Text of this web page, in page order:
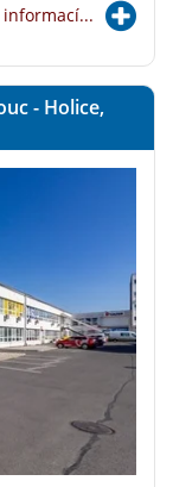
informací...
- Holice,